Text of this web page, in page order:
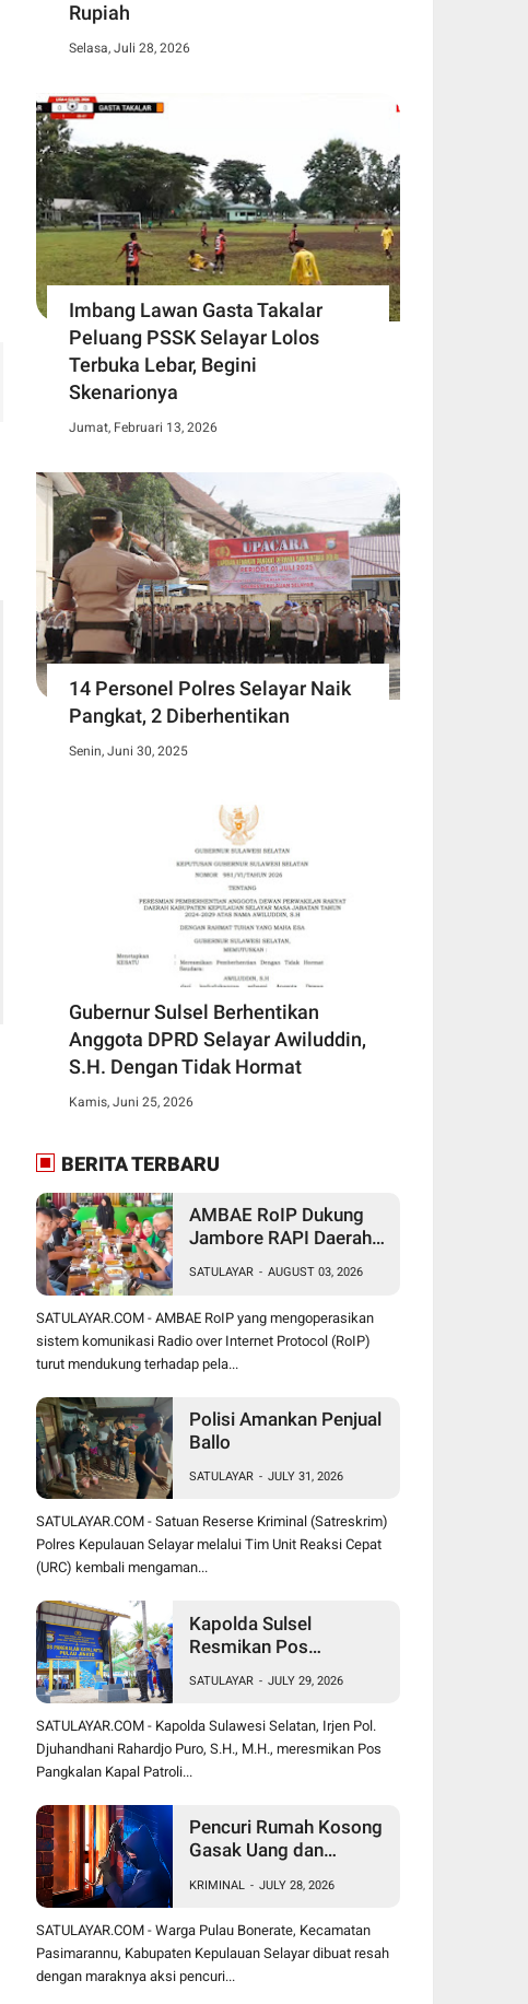
Rupiah
Selasa, Juli 28, 2026
Imbang Lawan Gasta Takalar
Peluang PSSK Selayar Lolos
Terbuka Lebar, Begini
Skenarionya
Jumat, Februari 13, 2026
14 Personel Polres Selayar Naik
Pangkat, 2 Diberhentikan
Senin, Juni 30, 2025
Gubernur Sulsel Berhentikan
Anggota DPRD Selayar Awiluddin,
S.H. Dengan Tidak Hormat
Kamis, Juni 25, 2026
BERITA TERBARU
AMBAE RoIP Dukung
Jambore RAPI Daerah
SATULAYAR - AUGUST 03, 2026
SATULAYAR.COM - AMBAE RoIP yang mengoperasikan
sistem komunikasi Radio over Internet Protocol (RoIP)
turut mendukung terhadap pela...
Polisi Amankan Penjual
Ballo
SATULAYAR - JULY 31, 2026
SATULAYAR.COM - Satuan Reserse Kriminal (Satreskrim)
Polres Kepulauan Selayar melalui Tim Unit Reaksi Cepat
(URC) kembali mengaman...
Kapolda Sulsel
Resmikan Pos
Polairud di Pulau Jinato
Selayar
SATULAYAR - JULY 29, 2026
SATULAYAR.COM - Kapolda Sulawesi Selatan, Irjen Pol.
Djuhandhani Rahardjo Puro, S.H., M.H., meresmikan Pos
Pangkalan Kapal Patroli...
Pencuri Rumah Kosong
Gasak Uang dan
Bonerate Rugi Puluhan
Juta Rupiah
KRIMINAL - JULY 28, 2026
SATULAYAR.COM - Warga Pulau Bonerate, Kecamatan
Pasimarannu, Kabupaten Kepulauan Selayar dibuat resah
dengan maraknya aksi pencuri...